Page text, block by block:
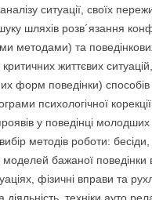
ситуації, своїх
шляхів розв´язання
методами) та
критичних життєвих
форм поведінки) способів
психологічної
у поведінці
методів роботи:
бажаної поведінки
фізичні вправи та